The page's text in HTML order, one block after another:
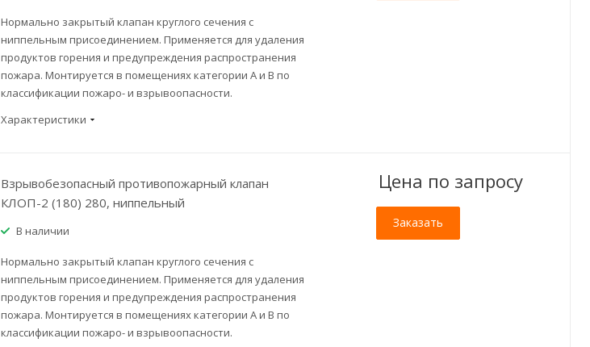
Нормально закрытый клапан круглого сечения с
ниппельным присоединением. Применяется для удаления
продуктов горения и предупреждения распространения
пожара. Монтируется в помещениях категории A и B по
классификации пожаро- и взрывоопасности.
Характеристики
Взрывобезопасный противопожарный клапан
КЛОП-2 (180) 280, ниппельный
В наличии
Нормально закрытый клапан круглого сечения с
ниппельным присоединением. Применяется для удаления
продуктов горения и предупреждения распространения
пожара. Монтируется в помещениях категории A и B по
классификации пожаро- и взрывоопасности.
Цена по запросу
Заказать